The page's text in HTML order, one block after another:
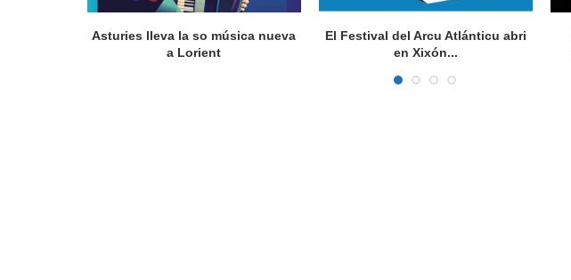
Asturies lleva la so música nueva
a Lorient
El Festival del Arcu Atlánticu abri
en Xixón...